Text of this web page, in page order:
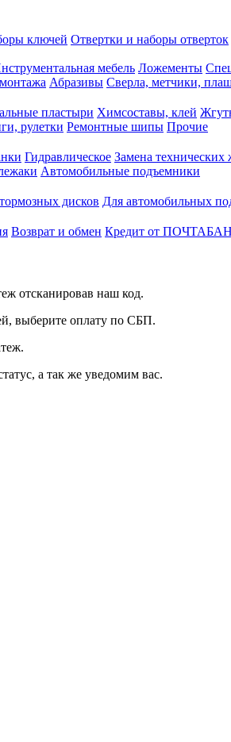
ключей Отвертки и наборы отверток
мебель Ложементы
Абразивы Сверла, метчики,
пластыри Химсоставы, клей
рулетки Ремонтные шипы Прочие
Гидравлическое Замена технических
Автомобильные подъемники
дисков Для автомобильных
Возврат и обмен Кредит от
отсканировав наш код.
выберите оплату по СБП.
а так же уведомим вас.